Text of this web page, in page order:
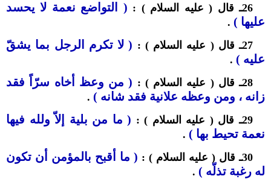
26ـ قال ( عليه السلام ) :
(
التواضع نعمة لا يحسد
عليها ) .
27ـ قال ( عليه السلام ) :
( لا تكرم الرجل بما يشقّ
عليه ) .
28ـ قال ( عليه السلام ) :
( من وعظ أخاه سرّاً فقد
زانه ، ومن وعظه علانية فقد شانه ) .
29ـ قال ( عليه السلام ) :
( ما من بلية إلاّ ولله فيها
نعمة تحيط بها ) .
30ـ قال ( عليه السلام ) :
( ما أقبح بالمؤمن أن تكون
له رغبة تذلّه ) .